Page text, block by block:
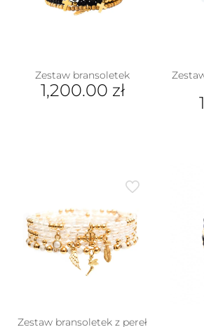
Zestaw bransoletek
1,200.00 zł
Zestaw bransoletek z pereł